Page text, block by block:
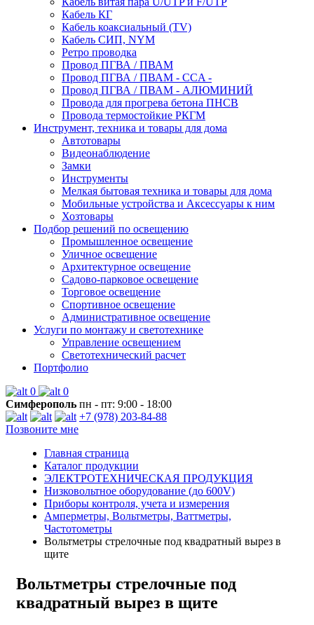
Кабель КГ
Кабель коаксиальный (TV)
Кабель СИП, NYM
Ретро проводка
Провод ПГВА / ПВАМ
Провод ПГВА / ПВАМ - CCA -
Провод ПГВА / ПВАМ - АЛЮМИНИЙ
Провода для прогрева бетона ПНСВ
Провода термостойкие РКГМ
Инструмент, техника и товары для дома
Автотовары
Видеонаблюдение
Замки
Инструменты
Мелкая бытовая техника и товары для дома
Мобильные устройства и Аксессуары к ним
Хозтовары
Подбор решений по освещению
Промышленное освещение
Уличное освещение
Архитектурное освещение
Садово-парковое освещение
Торговое освещение
Спортивное освещение
Административное освещение
Услуги по монтажу и светотехнике
Управление освещением
Светотехнический расчет
Портфолио
0
0
Симферополь пн - пт: 9:00 - 18:00
+7 (978) 203-84-88
Позвоните мне
Главная страница
Каталог продукции
ЭЛЕКТРОТЕХНИЧЕСКАЯ ПРОДУКЦИЯ
Низковольтное оборудование (до 600V)
Приборы контроля, учета и измерения
Амперметры, Вольтметры, Ваттметры,
Частотометры
Вольтметры стрелочные под квадратный вырез в
щите
Вольтметры стрелочные под
квадратный вырез в щите